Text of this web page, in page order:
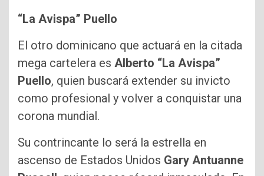
“La Avispa” Puello
El otro dominicano que actuará en la citada
mega cartelera es Alberto “La Avispa”
Puello, quien buscará extender su invicto
como profesional y volver a conquistar una
corona mundial.
Su contrincante lo será la estrella en
ascenso de Estados Unidos Gary Antuanne